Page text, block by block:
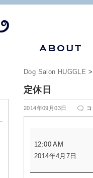
Dog Salon HUGGLE
定休日
2014年09月03日
定
休
休
日
12:00 AM
2014年4月7日